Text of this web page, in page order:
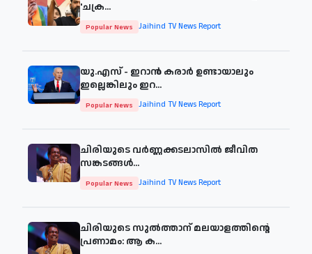
'ചക്ര...
Popular News Jaihind TV News Report
യു.എസ് - ഇറാൻ കരാർ ഉണ്ടായാലും
ഇല്ലെങ്കിലും ഇറ...
Popular News Jaihind TV News Report
ചിരിയുടെ വര്‍ണ്ണക്കടലാസില്‍ ജീവിത
സങ്കടങ്ങള്‍...
Popular News Jaihind TV News Report
ചിരിയുടെ സുൽത്താന് മലയാളത്തിന്റെ
പ്രണാമം: ആ ക...